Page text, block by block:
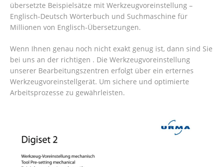
übersetzte Beispielsätze mit Werkzeugvoreinstellung –
Englisch-Deutsch Wörterbuch und Suchmaschine für
Millionen von Englisch-Übersetzungen.
Wenn Ihnen genau noch nicht exakt genug ist, dann sind Sie
bei uns an der richtigen . Die Werkzeugvoreinstellung
unserer Bearbeitungszentren erfolgt über ein erternes
Werkzeugvoreinstellgerät. Um sichere und optimierte
Arbeitsprozesse zu gewährleisten.